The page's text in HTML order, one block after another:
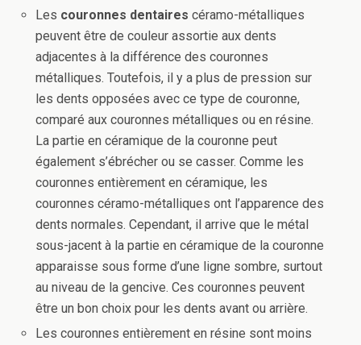
Les couronnes dentaires céramo-métalliques
peuvent être de couleur assortie aux dents
adjacentes à la différence des couronnes
métalliques. Toutefois, il y a plus de pression sur
les dents opposées avec ce type de couronne,
comparé aux couronnes métalliques ou en résine.
La partie en céramique de la couronne peut
également s’ébrécher ou se casser. Comme les
couronnes entièrement en céramique, les
couronnes céramo-métalliques ont l’apparence des
dents normales. Cependant, il arrive que le métal
sous-jacent à la partie en céramique de la couronne
apparaisse sous forme d’une ligne sombre, surtout
au niveau de la gencive. Ces couronnes peuvent
être un bon choix pour les dents avant ou arrière.
Les couronnes entièrement en résine sont moins